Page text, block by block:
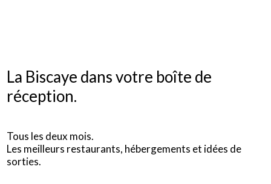
La Biscaye dans votre boîte de
réception.
Tous les deux mois.
Les meilleurs restaurants, hébergements et idées de
sorties.